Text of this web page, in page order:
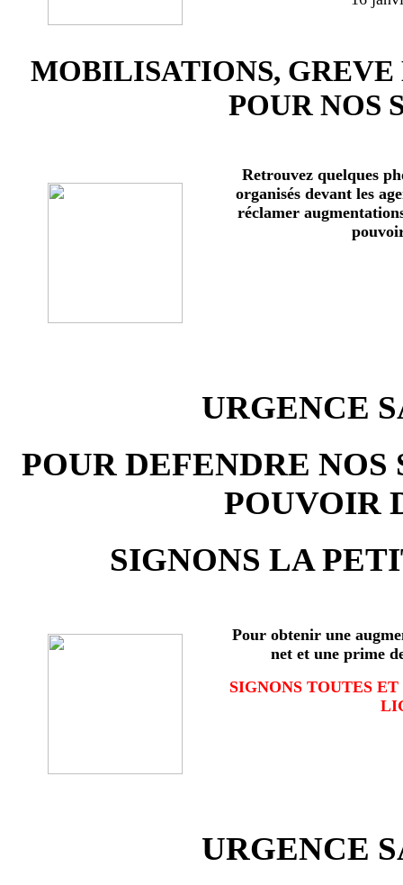
MOBILISATIONS,
POUR NOS
Retrouvez quelques
organisés devant les
réclamer
URGENCE
POUR DEFENDRE
POUVOIR
SIGNONS LA
Pour obtenir une
net et une prime
SIGNONS TOUTES
URGENCE